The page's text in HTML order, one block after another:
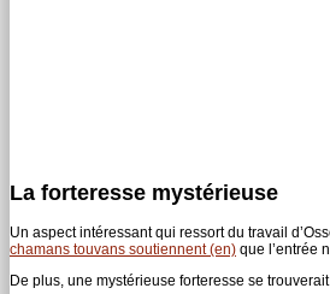
La forteresse mystérieuse
Un aspect intéressant qui ressort du travail
chamans touvans soutiennent (en) que l’entrée
De plus, une mystérieuse forteresse se